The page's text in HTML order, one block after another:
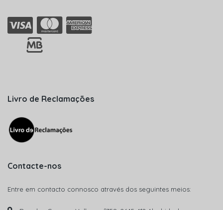
Livro de Reclamações
Contacte-nos
Entre em contacto connosco através dos seguintes meios: